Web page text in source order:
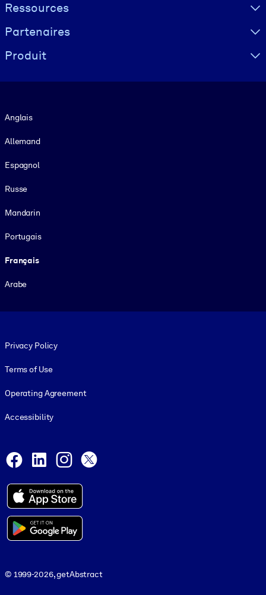
Ressources
Partenaires
Produit
Anglais
Allemand
Espagnol
Russe
Mandarin
Portugais
Français
Arabe
Privacy Policy
Terms of Use
Operating Agreement
Accessibility
Facebook
LinkedInInstagram
© 1999-2026, getAbstract